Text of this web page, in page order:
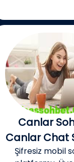
Canlar
Canlar Chat
Şifresiz mobil